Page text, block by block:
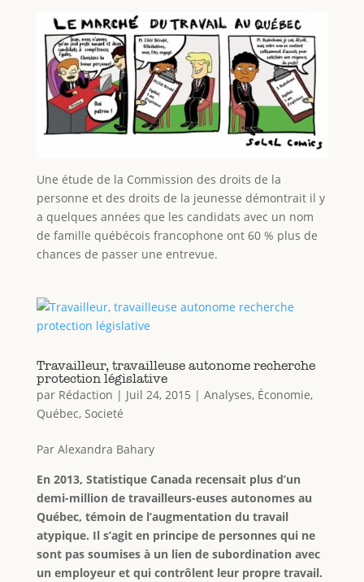
Une étude de la Commission des droits de la
personne et des droits de la jeunesse démontrait il y
a quelques années que les candidats avec un nom
de famille québécois francophone ont 60 % plus de
chances de passer une entrevue.
Travailleur, travailleuse autonome recherche
protection législative
par Rédaction | Juil 24, 2015 | Analyses, Économie,
Québec, Societé
Par Alexandra Bahary
En 2013, Statistique Canada recensait plus d’un
demi-million de travailleurs-euses autonomes au
Québec, témoin de l’augmentation du travail
atypique. Il s’agit en principe de personnes qui ne
sont pas soumises à un lien de subordination avec
un employeur et qui contrôlent leur propre travail.